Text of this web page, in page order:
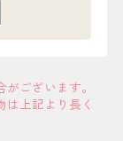
ございます。
上記より長く